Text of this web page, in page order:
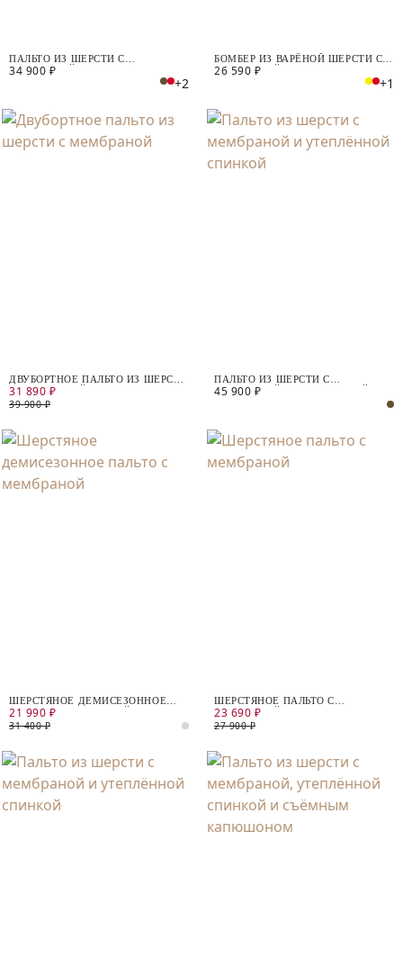
ПАЛЬТО ИЗ ШЕРСТИ С
МЕМБРАНОЙ
34 900 ₽
+2
БОМБЕР ИЗ ВАРЁНОЙ ШЕРСТИ С
МЕМБРАНОЙ
26 590 ₽
+1
ДВУБОРТНОЕ ПАЛЬТО ИЗ ШЕРСТИ
С МЕМБРАНОЙ
31 890 ₽
39 900 ₽
ПАЛЬТО ИЗ ШЕРСТИ С
МЕМБРАНОЙ И УТЕПЛЁННОЙ
45 900 ₽
ШЕРСТЯНОЕ ДЕМИСЕЗОННОЕ
ПАЛЬТО С МЕМБРАНОЙ
21 990 ₽
31 400 ₽
ШЕРСТЯНОЕ ПАЛЬТО С
МЕМБРАНОЙ
23 690 ₽
27 900 ₽